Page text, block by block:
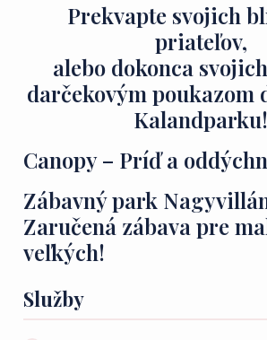
Prekvapte svojich
priateľov,
alebo dokonca
darčekovým poukazom
Kalandparku!
Canopy – Príď a
Zábavný park
Zaručená zábava pre
veľkých!
Služby